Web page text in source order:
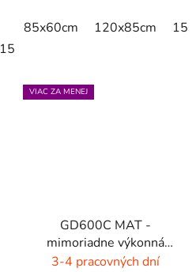
150x85cm
85x60cm 120x85cm
VIAC ZA MENEJ
GD600C MAT -
mimoriadne výkonná
čistiaca rohož - 9 farieb
3-4 pracovných dní